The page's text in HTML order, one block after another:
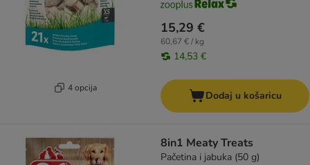
4 opcija
15,29 €
60,67 € / kg
14,53 €
Dodaj u košaricu
8in1 Meaty Treats
Pačetina i jabuka (50 g)